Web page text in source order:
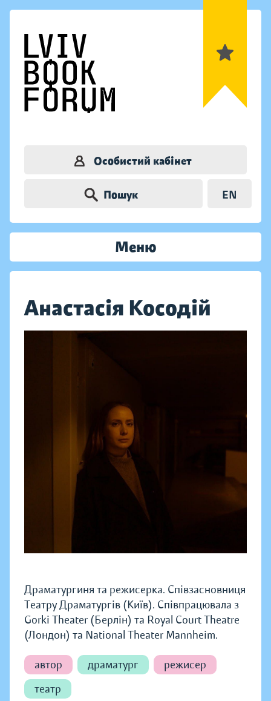
Особистий кабінет
Пошук EN
Меню
Анастасія Косодій
Драматургиня та режисерка. Співзасновниця
Театру Драматургів (Київ). Співпрацювала з
Gorki Theater (Берлін) та Royal Court Theatre
(Лондон) та National Theater Mannheim.
автор драматург
режисер
театр